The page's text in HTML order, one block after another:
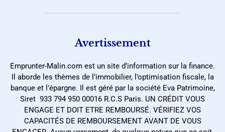
Avertissement
Emprunter-Malin.com est un site d’information sur la finance.
Il aborde les thèmes de l’immobilier, l’optimisation fiscale, la
banque et l’épargne. Il est géré par la société Eva Patrimoine,
Siret 933 794 950 00016 R.C.S Paris. UN CRÉDIT VOUS
ENGAGE ET DOIT ETRE REMBOURSÉ. VÉRIFIEZ VOS
CAPACITÉS DE REMBOURSEMENT AVANT DE VOUS